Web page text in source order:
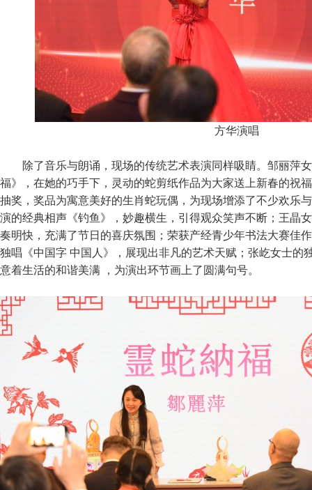
方华演唱
除了音乐与朗诵，现场的传统艺术表演同样吸睛。邹丽萍
福》，在她的巧手下，灵动的蛇剪纸作品为大家送上新春的祝
抽奖，奖品为寓意美好的生肖蛇玩偶，为现场增添了不少欢乐
演的经典相声《钓鱼》，妙趣横生，引得观众笑声不断；王晶
奏明快，充满了节日的喜庆氛围；荣获产经青少年书法大赛佳
独唱《中国字 中国人》，展现出非凡的艺术天赋；张屹女士的
意着生活的和谐美满 ，为演出环节画上了圆满句号。